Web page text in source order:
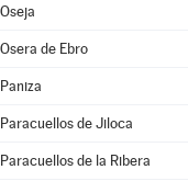
Oseja
Osera de Ebro
Paniza
Paracuellos de Jiloca
Paracuellos de la Ribera